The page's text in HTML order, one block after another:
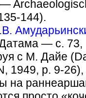
—
144).
— с.
с М. Дайе
1949, p. 9-26),
на